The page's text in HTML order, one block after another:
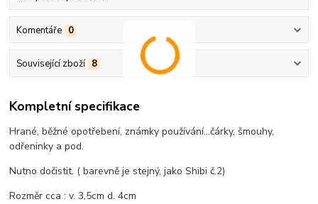
Komentáře 0
Související zboží 8
Kompletní specifikace
Hrané, běžné opotřebení, známky používání...čárky, šmouhy,
odřeninky a pod.
Nutno dočistit. ( barevně je stejný, jako Shibi č.2)
Rozměr cca : v. 3,5cm d. 4cm